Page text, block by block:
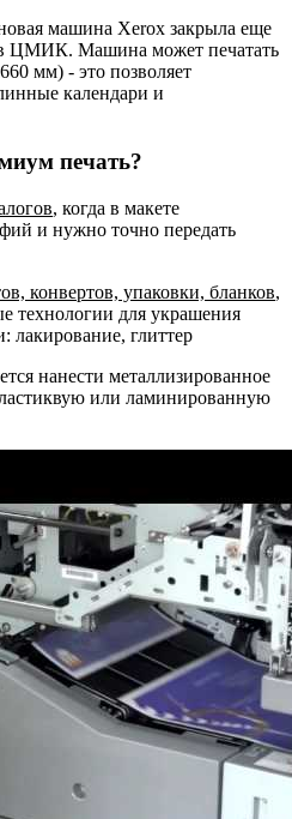
машина Xerox закрыла еще
ЦМИК. Машина может печатать
мм) - это позволяет
календари и
печать?
, когда в макете
и нужно точно передать
конвертов, упаковки, бланков,
технологии для украшения
лакирование, глиттер
нанести металлизированное
или ламинированную